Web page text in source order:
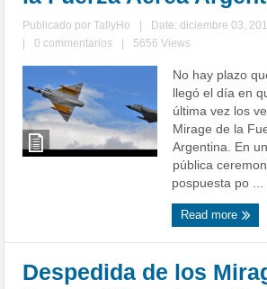
Publicado porTallyHo
Date: diciembre 03,
0 commentarios 5656 Views
No hay plazo
llegó el día en
última vez los
Mirage de la
Argentina. En
pública
pospuesta po ...
Read more
Despedida de los